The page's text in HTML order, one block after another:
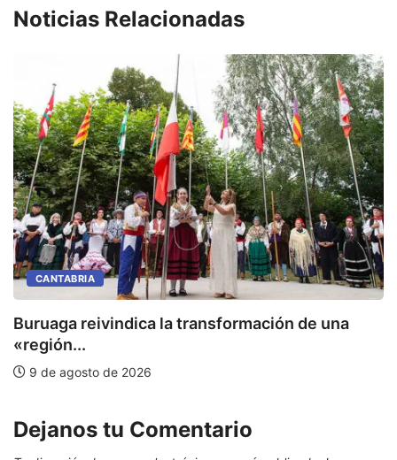
Noticias Relacionadas
CANTABRIA
Buruaga reivindica la transformación de una
«región...
9 de agosto de 2026
Dejanos tu Comentario